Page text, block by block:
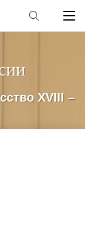
XVIII –